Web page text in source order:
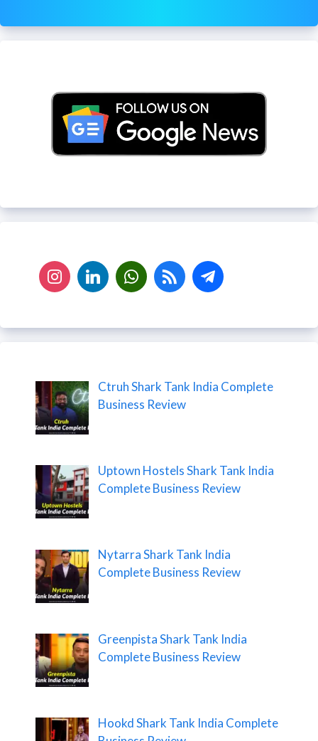
Ctruh Shark Tank India Complete
Business Review
Uptown Hostels Shark Tank India
Complete Business Review
Nytarra Shark Tank India
Complete Business Review
Greenpista Shark Tank India
Complete Business Review
Hookd Shark Tank India Complete